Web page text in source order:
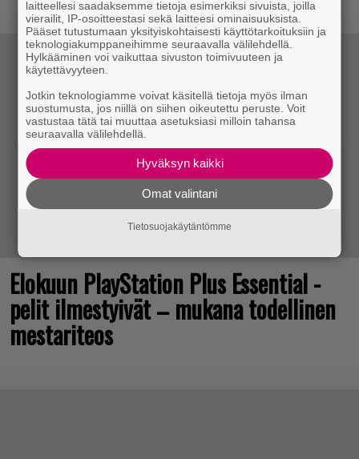
Elokuun PlayStation Plus Essential -
pelit ilmestyivät – mukana todellinen
mestariteos
laitteellesi saadaksemme tietoja esimerkiksi sivuista, joilla
vierailit, IP-osoitteestasi sekä laitteesi ominaisuuksista.
Pääset tutustumaan yksityiskohtaisesti käyttötarkoituksiin ja
teknologiakumppaneihimme seuraavalla välilehdellä.
Hylkääminen voi vaikuttaa sivuston toimivuuteen ja
käytettävyyteen.
Jotkin teknologiamme voivat käsitellä tietoja myös ilman
suostumusta, jos niillä on siihen oikeutettu peruste. Voit
vastustaa tätä tai muuttaa asetuksiasi milloin tahansa
seuraavalla välilehdellä.
Hyväksyn kaikki
Omat valintani
Tietosuojakäytäntömme